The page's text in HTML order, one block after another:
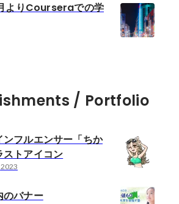
よりCourseraでの学
/ Portfolio
ンフルエンサー「ちか
ストアイコン
のバナー